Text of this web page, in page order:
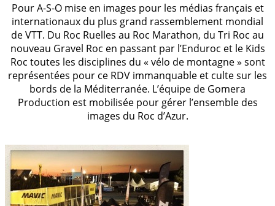
Pour A-S-O mise en images pour les médias français et
internationaux du plus grand rassemblement mondial
de VTT. Du Roc Ruelles au Roc Marathon, du Tri Roc au
nouveau Gravel Roc en passant par l’Enduroc et le Kids
Roc toutes les disciplines du « vélo de montagne » sont
représentées pour ce RDV immanquable et culte sur les
bords de la Méditerranée. L’équipe de Gomera
Production est mobilisée pour gérer l’ensemble des
images du Roc d’Azur.